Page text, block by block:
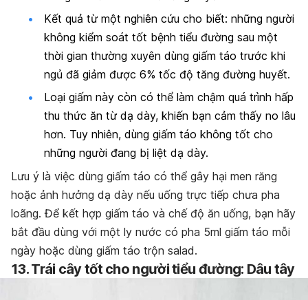
Kết quả từ một nghiên cứu cho biết: những người
không kiểm soát tốt bệnh tiểu đường sau một
thời gian thường xuyên dùng giấm táo trước khi
ngủ đã giảm được 6% tốc độ tăng đường huyết.
Loại giấm này còn có thể làm chậm quá trình hấp
thu thức ăn từ dạ dày, khiến bạn cảm thấy no lâu
hơn. Tuy nhiên, dùng giấm táo không tốt cho
những người đang bị liệt dạ dày.
Lưu ý là việc dùng giấm táo có thể gây hại men răng
hoặc ảnh hưởng dạ dày nếu uống trực tiếp chưa pha
loãng. Để kết hợp giấm táo và chế độ ăn uống, bạn hãy
bắt đầu dùng với một ly nước có pha 5ml giấm táo mỗi
ngày hoặc dùng giấm táo trộn salad.
13. Trái cây tốt cho người tiểu đường: Dâu tây